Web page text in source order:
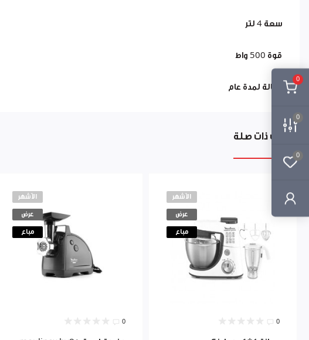
0
0
0
سعة 4 لتر
قوة 500 واط
كفالة لمدة عام
منتجات ذات صلة
الأشهر
عرض
مباع
0
الأشهر
عرض
مباع
0